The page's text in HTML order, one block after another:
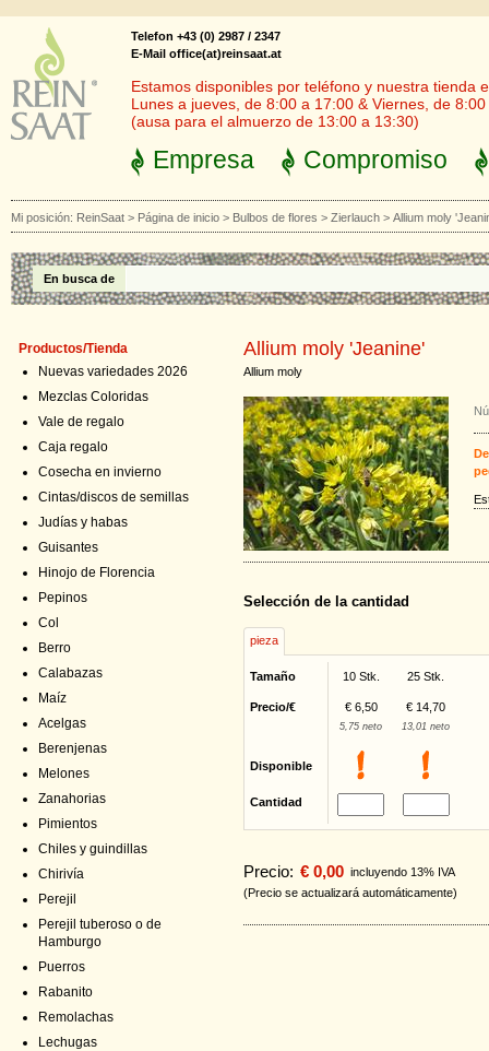
Telefon +43 (0) 2987 / 2347
E-Mail office(at)reinsaat.at
Estamos disponibles por teléfono y nuestra tienda
Lunes a jueves, de 8:00 a 17:00 & Viernes, de
(ausa para el almuerzo de 13:00 a 13:30)
Empresa Compromiso
Mi posición: ReinSaat > Página de inicio > Bulbos de flores > Zierlauch > Allium moly
En busca de
Productos/Tienda
Nuevas variedades 2026
Mezclas Coloridas
Vale de regalo
Caja regalo
Cosecha en invierno
Cintas/discos de semillas
Judías y habas
Guisantes
Hinojo de Florencia
Pepinos
Col
Berro
Calabazas
Maíz
Acelgas
Berenjenas
Melones
Zanahorias
Pimientos
Chiles y guindillas
Chirivía
Perejil
Perejil tuberoso o de
Hamburgo
Puerros
Rabanito
Remolachas
Lechugas
Allium moly 'Jeanine'
Allium moly
Selección de la cantidad
pieza
Tamaño 10 Stk. 25 Stk.
Precio/€ € 6,50 € 14,70
5,75 neto 13,01 neto
Disponible
Cantidad
Precio: € 0,00 incluyendo 13% IVA
(Precio se actualizará automáticamente)